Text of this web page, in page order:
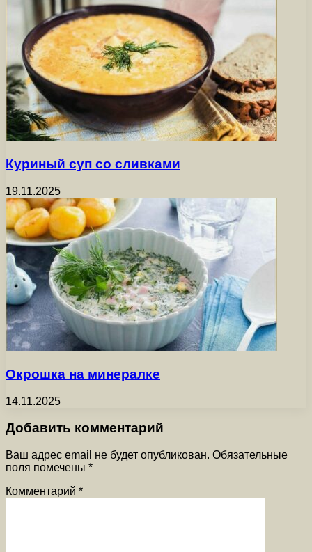
Куриный суп со сливками
19.11.2025
Окрошка на минералке
14.11.2025
Добавить комментарий
Ваш адрес email не будет опубликован. Обязательные
поля помечены *
Комментарий *